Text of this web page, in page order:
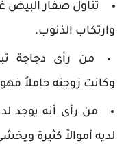
تناول صفار البيض
وارتكاب الذنوب.
من رأى دجاجة
وكانت زوجته حاملاً
من رأى أنه يوجد
لديه أموالاً كثيرة